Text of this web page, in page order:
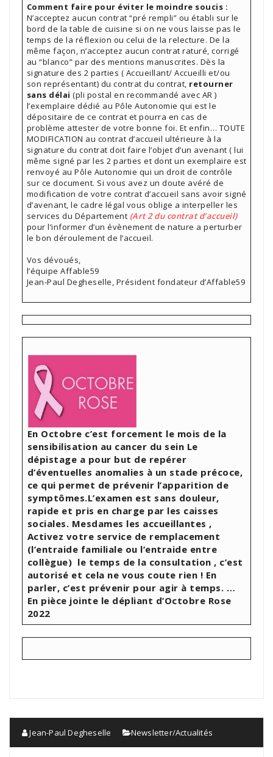
Comment faire pour éviter le moindre soucis :
N’acceptez aucun contrat “pré rempli” ou établi sur le
bord de la table de cuisine si on ne vous laisse pas le
temps de la réflexion ou celui de la relecture. De la
même façon, n’acceptez aucun contrat raturé, corrigé
au “blanco” par des mentions manuscrites. Dès la
signature des 2 parties ( Accueillant/ Accueilli et/ou
son représentant) du contrat du contrat, retourner
sans délai (pli postal en recommandé avec AR )
l’exemplaire dédié au Pôle Autonomie qui est le
dépositaire de ce contrat et pourra en cas de
problème attester de votre bonne foi. Et enfin… TOUTE
MODIFICATION au contrat d’accueil ultérieure à la
signature du contrat doit faire l’objet d’un avenant ( lui
même signé par les 2 parties et dont un exemplaire est
renvoyé au Pôle Autonomie qui un droit de contrôle
sur ce document. Si vous avez un doute avéré de
modification de votre contrat d’accueil sans avoir signé
d’avenant, le cadre légal vous oblige a interpeller les
services du Département (Art 2 du contrat d’accueil)
pour l’informer d’un évènement de nature a perturber
le bon déroulement de l’accueil.
Vos dévoués,
l’équipe Affable59
Jean-Paul Degheselle, Président fondateur d’Affable59
En Octobre c’est forcement le mois de la
sensibilisation au cancer du sein Le
dépistage a pour but de repérer
d’éventuelles anomalies à un stade précoce,
ce qui permet de prévenir l’apparition de
symptômes.L’examen est sans douleur,
rapide et pris en charge par les caisses
sociales. Mesdames les accueillantes ,
Activez votre service de remplacement
(l’entraide familiale ou l’entraide entre
collègue) le temps de la consultation , c’est
autorisé et cela ne vous coute rien ! En
parler, c’est prévenir pour agir à temps. …
En pièce jointe le dépliant d’Octobre Rose
2022
Jean-Paul Degheselle Newsletter/Actualités